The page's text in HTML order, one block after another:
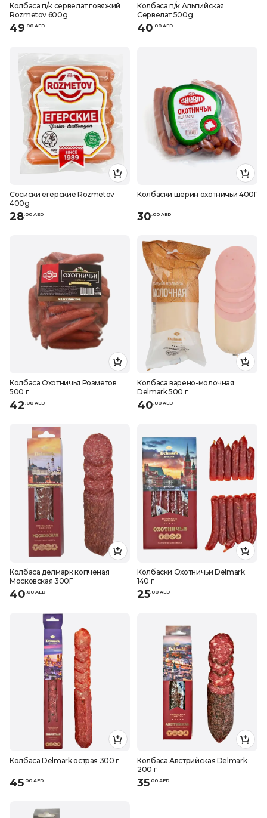
Колбаса п/к сервелат говяжий
Rozmetov 600g
49 00 AED
Колбаса п/к Альпийская
Сервелат 500g
40 00 AED
Сосиски егерские Rozmetov
400g
28.00 AED
Колбаски шерин охотничьи 400Г
30.00 AED
Колбаса Охотничья Розметов
500 г
42.00 AED
Колбаса варено-молочная
Delmark 500 г
40.00 AED
Колбаса делмарк копченая
Московская 300Г
40 00 AED
Колбаски Охотничьи Delmark
140 г
25 00 AED
Колбаса Delmark острая 300 г
45 00 AED
Колбаса Австрийская Delmark
200 г
35 00 AED